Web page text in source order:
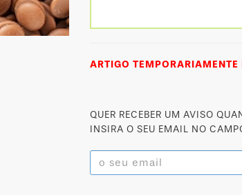
ARTIGO
QUER RECEBER UM AVISO
INSIRA O SEU EMAIL NO